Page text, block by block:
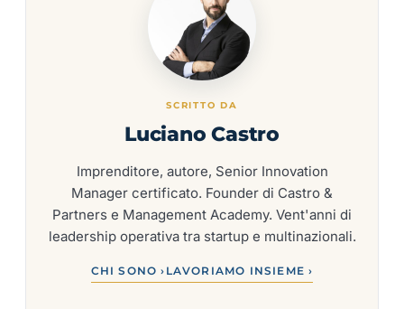
SCRITTO DA
Luciano Castro
Imprenditore, autore, Senior Innovation
Manager certificato. Founder di Castro &
Partners e Management Academy. Vent'anni di
leadership operativa tra startup e multinazionali.
CHI SONO › LAVORIAMO INSIEME ›